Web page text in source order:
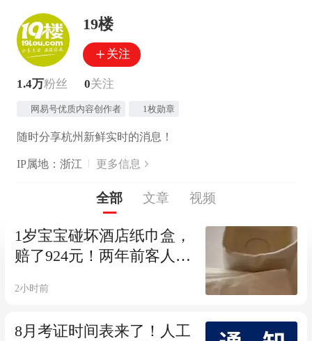
19楼
关注
1.4万粉丝 0关注
网易号优质内容创作者 1枚勋章
随时分享杭州新鲜实时的消息！
IP属地：浙江 更多信息
全部 文章 视频
1岁宝宝碰坏酒店纸巾盒，
赔了924元！两年前客人打
收藏价值更高，网友怒
2小时前
8月考证时间表来了！人工